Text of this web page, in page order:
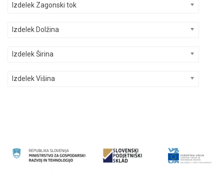
Izdelek Zagonski tok
Izdelek Dolžina
Izdelek Širina
Izdelek Višina